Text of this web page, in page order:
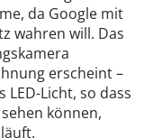
da Google mit
wahren will. Das
erscheint –
Licht, so dass
können,